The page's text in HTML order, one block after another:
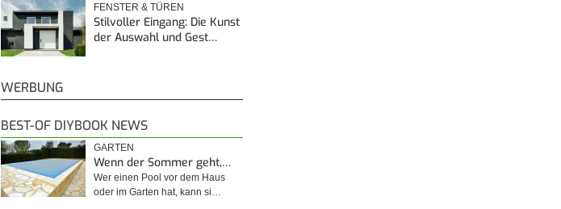
FENSTER & TÜREN
Stilvoller Eingang: Die Kunst
der Auswahl und Gest…
WERBUNG
BEST-OF DIYBOOK NEWS
GARTEN
Wenn der Sommer geht,…
Wer einen Pool vor dem Haus
oder im Garten hat, kann si…